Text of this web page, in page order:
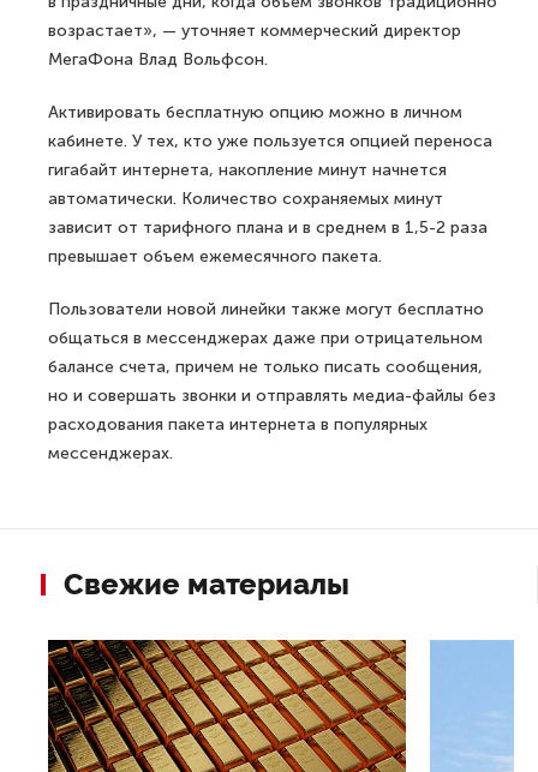
возрастает», — уточняет коммерческий директор
МегаФона Влад Вольфсон.
Активировать бесплатную опцию можно в личном
кабинете. У тех, кто уже пользуется опцией переноса
гигабайт интернета, накопление минут начнется
автоматически. Количество сохраняемых минут
зависит от тарифного плана и в среднем в 1,5-2 раза
превышает объем ежемесячного пакета.
Пользователи новой линейки также могут бесплатно
общаться в мессенджерах даже при отрицательном
балансе счета, причем не только писать сообщения,
но и совершать звонки и отправлять медиа-файлы без
расходования пакета интернета в популярных
мессенджерах.
Свежие материалы